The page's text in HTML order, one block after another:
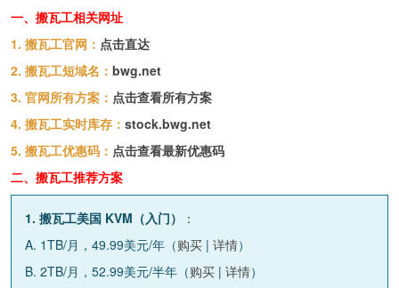
一、搬瓦工相关网址
1. 搬瓦工官网： 点击直达
2. 搬瓦工短域名： bwg.net
3. 官网所有方案： 点击查看所有方案
4. 搬瓦工实时库存： stock.bwg.net
5. 搬瓦工优惠码： 点击查看最新优惠码
二、搬瓦工推荐方案
1. 搬瓦工美国 KVM（入门）
：
A. 1TB/月，49.99美元/年（购买 | 详情）
B. 2TB/月，52.99美元/半年（购买 | 详情）